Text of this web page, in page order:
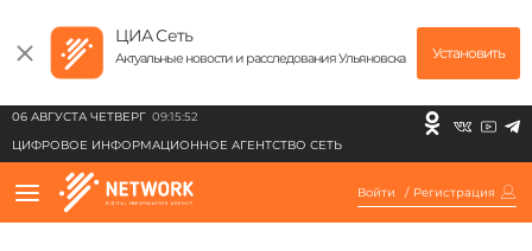
ЦИА Сеть
Актуальные новости и расследования Ульяновска Установить
06 АВГУСТА ЧЕТВЕРГ 09:15:52
ЦИФРОВОЕ ИНФОРМАЦИОННОЕ АГЕНТСТВО СЕТЬ
Войти / Регистрация